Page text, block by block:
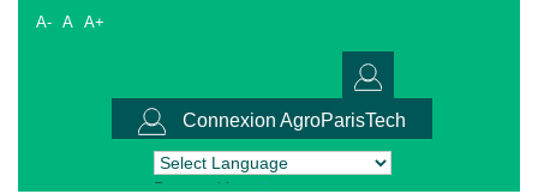
A- A A+
Connexion AgroParisTech
Powered by Translate